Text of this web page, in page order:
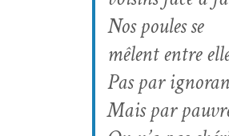
Nos poules se
mêlent entre
Pas par
Mais par